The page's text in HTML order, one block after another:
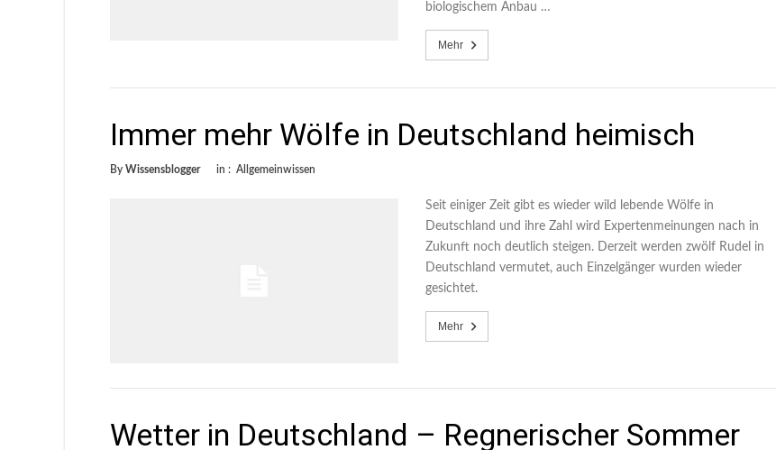
biologischem Anbau …
Mehr
Immer mehr Wölfe in Deutschland heimisch
By Wissensblogger in : Allgemeinwissen
Seit einiger Zeit gibt es wieder wild lebende Wölfe in
Deutschland und ihre Zahl wird Expertenmeinungen nach in
Zukunft noch deutlich steigen. Derzeit werden zwölf Rudel in
Deutschland vermutet, auch Einzelgänger wurden wieder
gesichtet.
Mehr
Wetter in Deutschland – Regnerischer Sommer